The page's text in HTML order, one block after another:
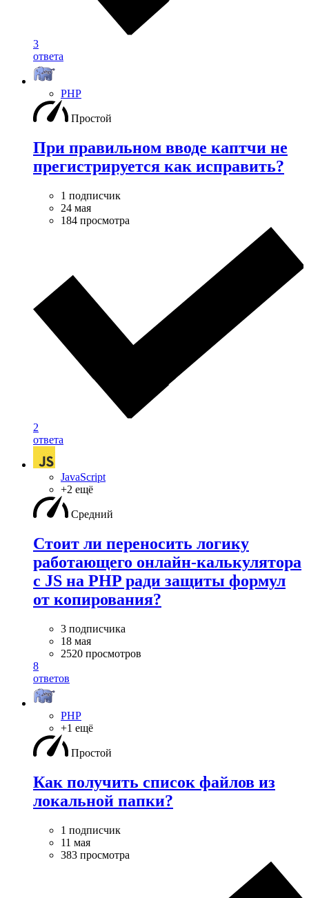
3
ответа
PHP
Простой
При правильном вводе каптчи не
прегистрируется как исправить?
1 подписчик
24 мая
184 просмотра
2
ответа
JavaScript
+2 ещё
Средний
Стоит ли переносить логику
работающего онлайн-калькулятора
с JS на PHP ради защиты формул
от копирования?
3 подписчика
18 мая
2520 просмотров
8
ответов
PHP
+1 ещё
Простой
Как получить список файлов из
локальной папки?
1 подписчик
11 мая
383 просмотра